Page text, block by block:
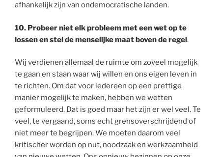
afhankelijk zijn van ondemocratische landen.
10. Probeer niet elk probleem met een wet op te
lossen en stel de menselijke maat boven de regel.
Wij verdienen allemaal de ruimte om zoveel mogelijk
te gaan en staan waar wij willen en ons eigen leven in
te richten. Om dat voor iedereen op een prettige
manier mogelijk te maken, hebben we wetten
geformuleerd. Dat is goed maar het zijn er wel veel. Te
veel, te vergaand, soms echt grensoverschrijdend of
niet meer te begrijpen. We moeten daarom veel
kritischer worden op nut, noodzaak en werkzaamheid